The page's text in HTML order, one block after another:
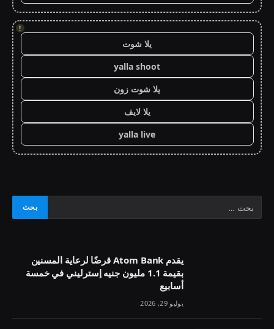
!
يلا شوت
yalla shoot
يلا شوت زون
يلا لايف
yalla live
يقدم Atom Bank قرضًا لرعاية المسنين
بقيمة 1.1 مليون جنيه إسترليني في خمسة
أسابيع
يوليو 29, 2026